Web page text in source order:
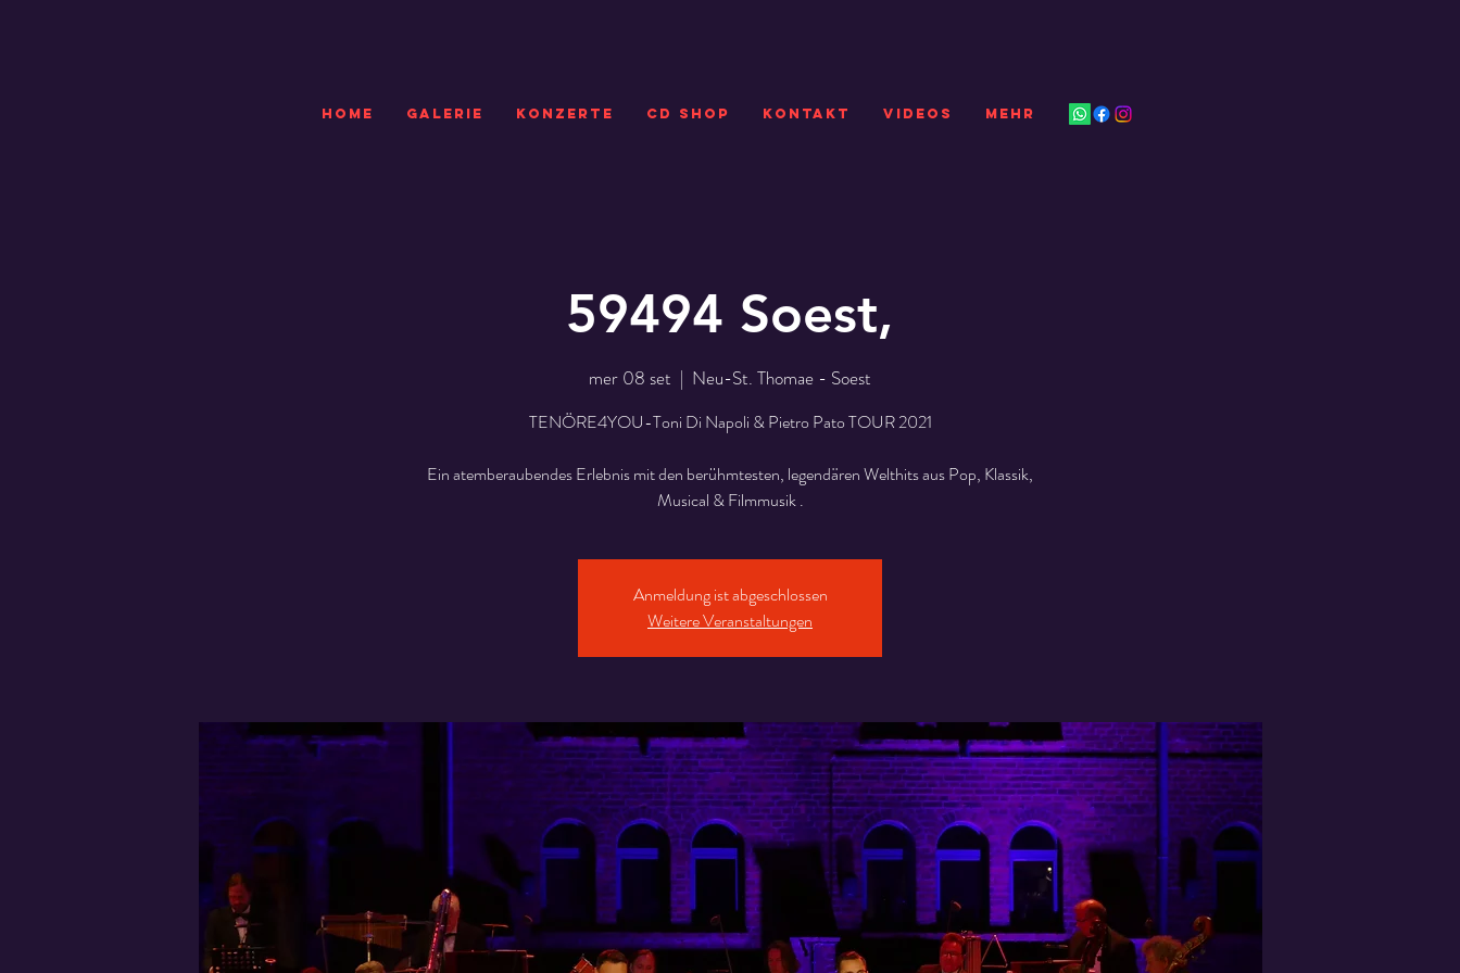
HOME GALERIE KONZERTE CD SHOP Kontakt VIDEOS Mehr
59494 Soest,
mer 08 set
  |
Neu-St. Thomae - Soest
TENÖRE4YOU-Toni Di Napoli & Pietro Pato TOUR 2021
Ein atemberaubendes Erlebnis mit den berühmtesten, legendären Welthits aus Pop, Klassik,
Musical & Filmmusik .
Anmeldung ist abgeschlossen
Weitere Veranstaltungen